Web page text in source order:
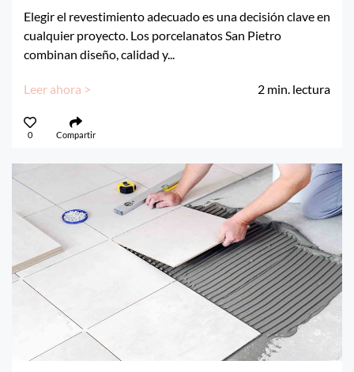
Elegir el revestimiento adecuado es una decisión clave en
cualquier proyecto. Los porcelanatos San Pietro
combinan diseño, calidad y...
Leer ahora > 2 min. lectura
0 Compartir